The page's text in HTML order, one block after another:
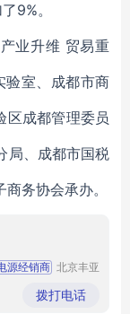
9%。
业升维 贸易重
验室、成都市商
区成都管理委员
局、成都市国税
务协会承办。
源经销商 北京丰亚
发展有限
公司
拨打电话